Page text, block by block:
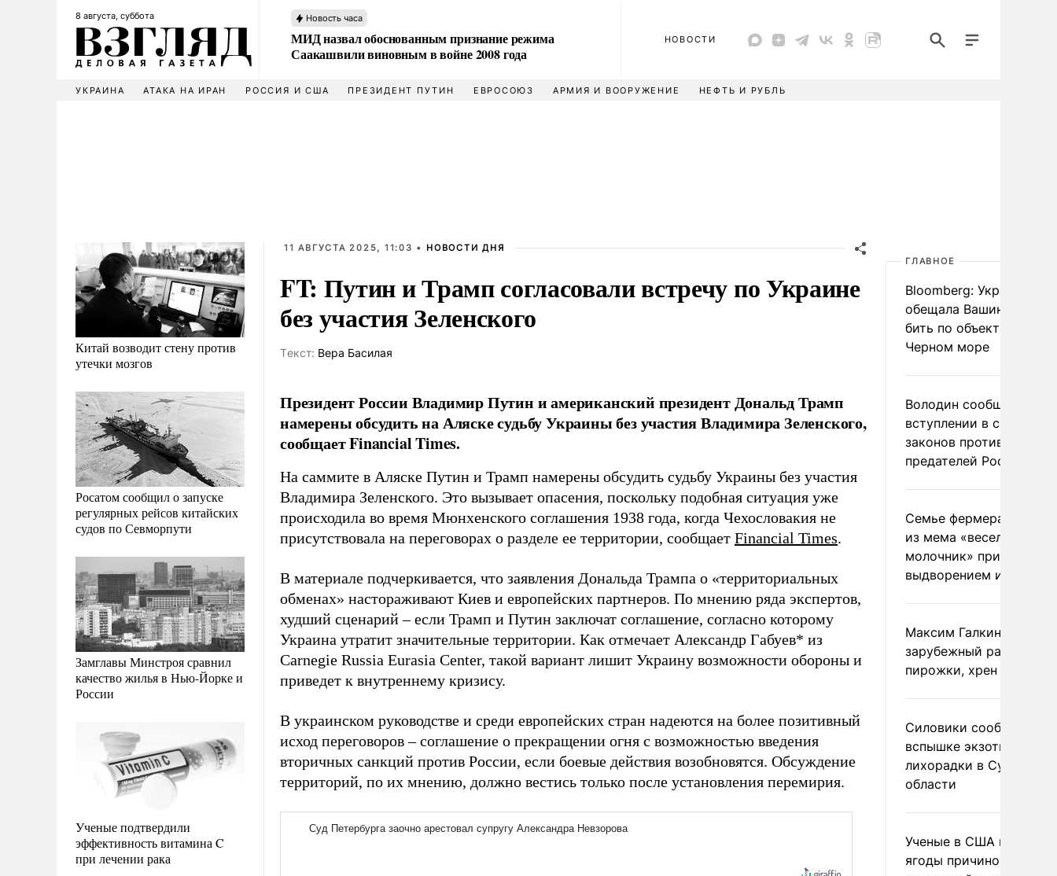
8 августа, суббота Новость часа
МИД назвал обоснованным признание режима
Саакашвили виновным в войне 2008 года
НОВОСТИ
УКРАИНА АТАКА НА ИРАН РОССИЯ И США ПРЕЗИДЕНТ ПУТИН ЕВРОСОЮЗ АРМИЯ И ВООРУЖЕНИЕ НЕФТЬ И РУБЛЬ
Китай возводит стену против
утечки мозгов
Росатом сообщил о запуске
регулярных рейсов китайских
судов по Севморпути
Замглавы Минстроя сравнил
качество жилья в Нью-Йорке и
России
Ученые подтвердили
эффективность витамина C
при лечении рака
11 АВГУСТА 2025, 11:03 • НОВОСТИ ДНЯ
FT: Путин и Трамп согласовали встречу по Украине
без участия Зеленского
Tекст: Вера Басилая
Президент России Владимир Путин и американский президент Дональд Трамп
намерены обсудить на Аляске судьбу Украины без участия Владимира Зеленского,
сообщает Financial Times.
На саммите в Аляске Путин и Трамп намерены обсудить судьбу Украины без участия
Владимира Зеленского. Это вызывает опасения, поскольку подобная ситуация уже
происходила во время Мюнхенского соглашения 1938 года, когда Чехословакия не
присутствовала на переговорах о разделе ее территории, сообщает Financial Times.
В материале подчеркивается, что заявления Дональда Трампа о «территориальных
обменах» настораживают Киев и европейских партнеров. По мнению ряда экспертов,
худший сценарий – если Трамп и Путин заключат соглашение, согласно которому
Украина утратит значительные территории. Как отмечает Александр Габуев* из
Carnegie Russia Eurasia Center, такой вариант лишит Украину возможности обороны и
приведет к внутреннему кризису.
В украинском руководстве и среди европейских стран надеются на более позитивный
исход переговоров – соглашение о прекращении огня с возможностью введения
вторичных санкций против России, если боевые действия возобновятся. Обсуждение
территорий, по их мнению, должно вестись только после установления перемирия.
ГЛАВНОЕ
Bloomberg: Украина
обещала Вашингтону не
бить по объектам КТК в
Черном море
Володин сообщил о
вступлении в силу
законов против
предателей России
Семье фермера
из мема «веселый
молочник» пригрозили
выдворением из
Максим Галкин
зарубежный райдер
пирожки, хрен и морс
Силовики сообщили о
вспышке экзотической
лихорадки в Сумской
области
Ученые в США назвали
ягоды причиной